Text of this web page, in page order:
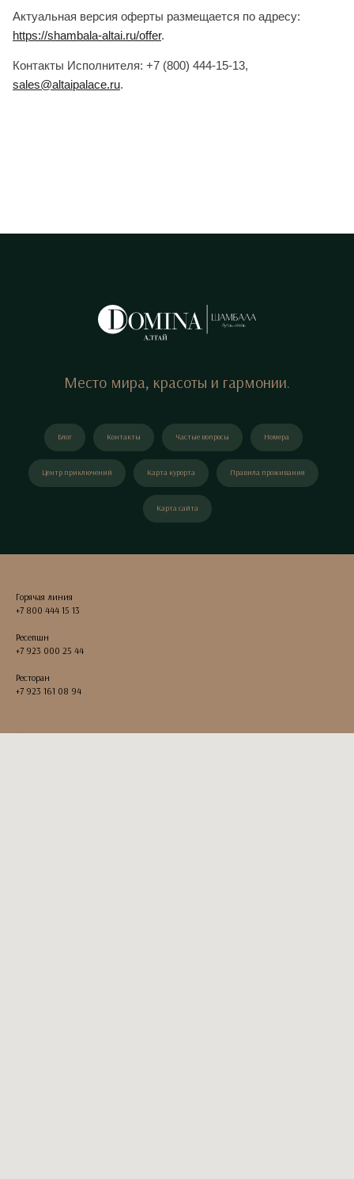
Актуальная версия оферты размещается по адресу:
https://shambala-altai.ru/offer.
Контакты Исполнителя: +7 (800) 444-15-13,
sales@altaipalace.ru.
Место мира, красоты и гармонии.
Блог Контакты Частые вопросы Номера
Центр приключений Карта курорта Правила проживания
Карта сайта
Горячая линия
+7 800 444 15 13
Ресепшн
+7 923 000 25 44
Ресторан
+7 923 161 08 94